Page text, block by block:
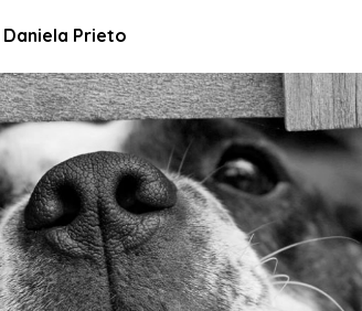
Daniela Prieto